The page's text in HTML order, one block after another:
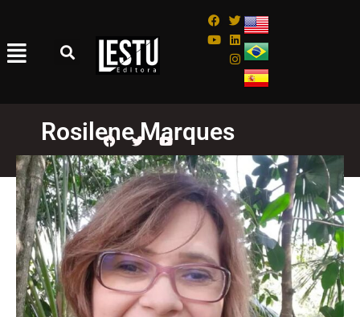
Rosilene Marques